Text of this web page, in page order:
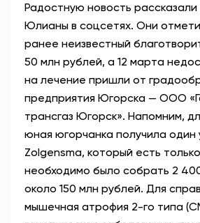
НОВОСТИ
ОФИЦИАЛЬНО
Вход /
Радостную новость
Юлианы в соцсетях. Они
ранее неизвестный
50 млн рублей, а 12 марта
на лечение пришли от
предприятия Югорска — ООО
трансгаз Югорск». Напомним,
юная югорчанка получила один
Zolgensma, который есть
необходимо было собрать 2
около 150 млн рублей. Для
мышечная атрофия 2-го типа